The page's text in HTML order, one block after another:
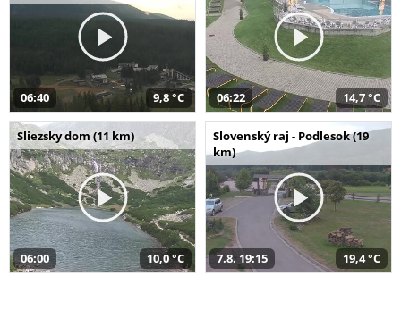
06:40 9,8 °C 06:22 14,7 °C
Sliezsky dom (11 km)
06:00 10,0 °C
Slovenský raj - Podlesok (19
km)
7.8. 19:15 19,4 °C